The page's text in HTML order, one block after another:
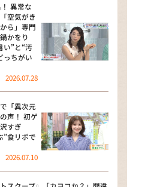
かえり
A.B.C-Z塚田×福井アナ
でやねん！？」（news お
）
も台所 ～きょうの献立 何
？～
ダイアンなり！シーズン２
生です旅サラダ
！ニュースライブ 正義の
異常な
空気がき
ら」専門
かをり
い”と“汚
っちがい
2026.07.28
「異次元
声！ 初ゲ
すぎ
”食リポで
2026.07.10